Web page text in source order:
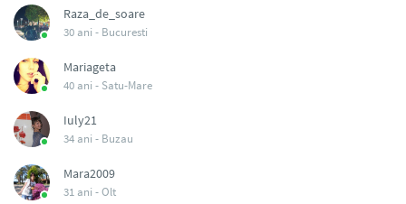
Raza_de_soare
30 ani - Bucuresti
Mariageta
40 ani - Satu-Mare
Iuly21
34 ani - Buzau
Mara2009
31 ani -Olt